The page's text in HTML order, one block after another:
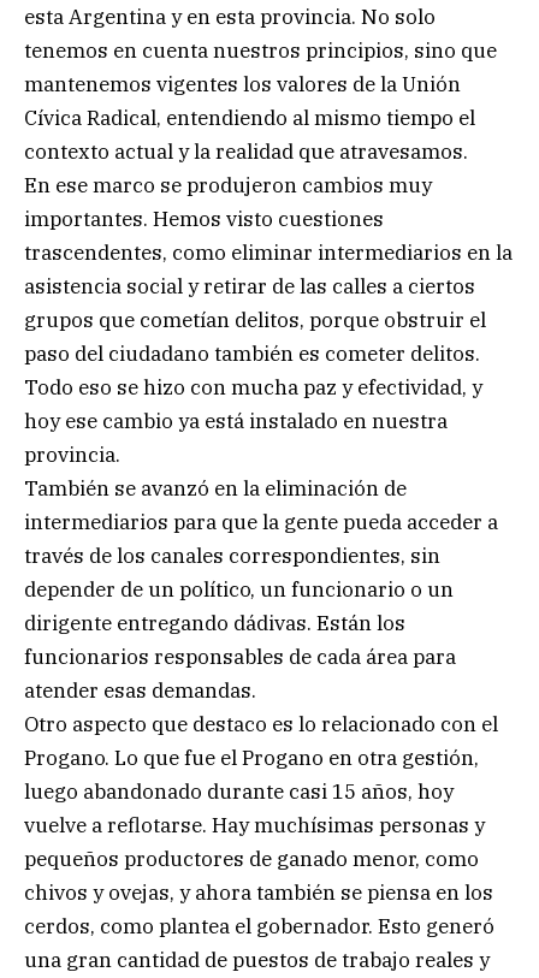
esta Argentina y en esta provincia. No solo
tenemos en cuenta nuestros principios, sino que
mantenemos vigentes los valores de la Unión
Cívica Radical, entendiendo al mismo tiempo el
contexto actual y la realidad que atravesamos.
En ese marco se produjeron cambios muy
importantes. Hemos visto cuestiones
trascendentes, como eliminar intermediarios en la
asistencia social y retirar de las calles a ciertos
grupos que cometían delitos, porque obstruir el
paso del ciudadano también es cometer delitos.
Todo eso se hizo con mucha paz y efectividad, y
hoy ese cambio ya está instalado en nuestra
provincia.
También se avanzó en la eliminación de
intermediarios para que la gente pueda acceder a
través de los canales correspondientes, sin
depender de un político, un funcionario o un
dirigente entregando dádivas. Están los
funcionarios responsables de cada área para
atender esas demandas.
Otro aspecto que destaco es lo relacionado con el
Progano. Lo que fue el Progano en otra gestión,
luego abandonado durante casi 15 años, hoy
vuelve a reflotarse. Hay muchísimas personas y
pequeños productores de ganado menor, como
chivos y ovejas, y ahora también se piensa en los
cerdos, como plantea el gobernador. Esto generó
una gran cantidad de puestos de trabajo reales y